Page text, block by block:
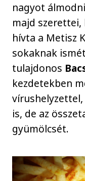
nagyot
majd
hívta a Metisz
sokaknak
tulajdonos
kezdetekben
is, de az
gyümölcsét.